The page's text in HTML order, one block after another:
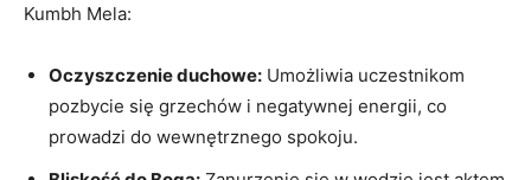
Kumbh Mela:
Oczyszczenie duchowe: Umożliwia uczestnikom
pozbycie się grzechów i negatywnej energii, co
prowadzi do wewnętrznego spokoju.